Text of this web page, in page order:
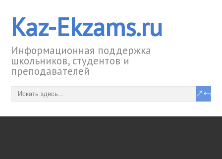
Kaz-Ekzams.ru
Информационная поддержка
школьников, студентов и
преподавателей